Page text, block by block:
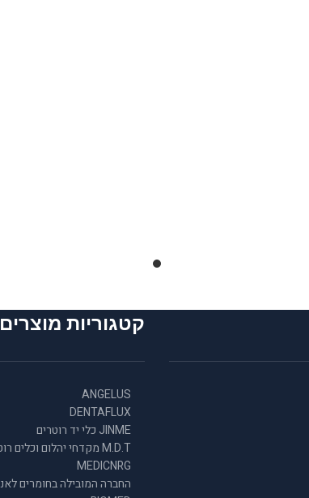
קטגוריות מוצרים
ANGELUS
DENTAFLUX
JINME כלי יד רוטרים
M.D.T מקדחי יהלום וכלים רוטורים
MEDICNRG